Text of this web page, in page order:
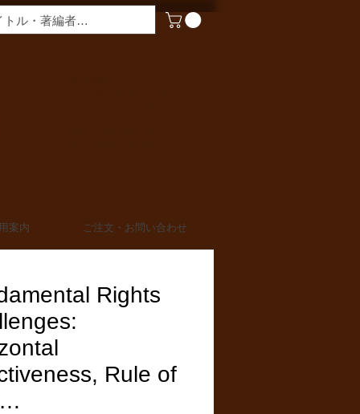
案内 ご注文・お問い合わせ
Rights
Rule of